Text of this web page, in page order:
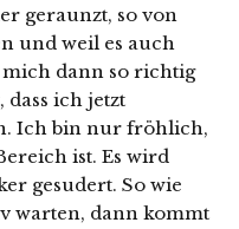
geraunzt, so von
und weil es auch
mich dann so richtig
ich jetzt
Ich bin nur fröhlich,
ist. Es wird
gesudert. So wie
warten, dann kommt